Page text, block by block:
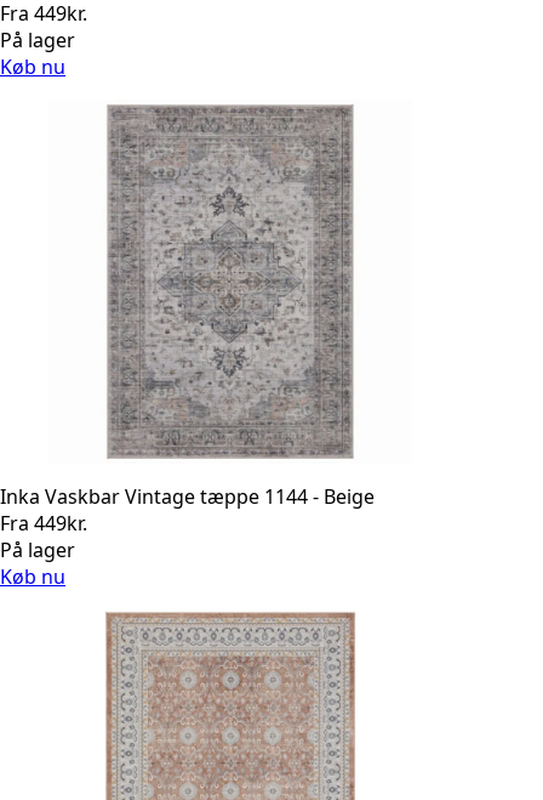
Fra 449kr.
På lager
Køb nu
Inka Vaskbar Vintage tæppe 1144 - Beige
Fra 449kr.
På lager
Køb nu